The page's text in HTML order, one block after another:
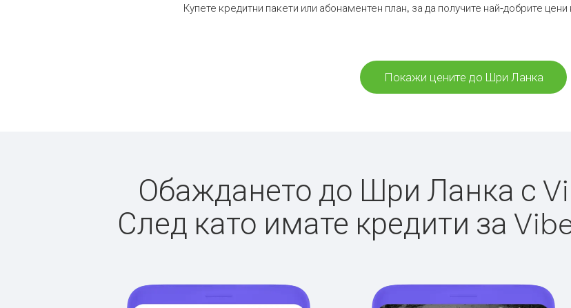
Купете кредитни пакети или абонаментен план, за да получите най-добрите
Покажи цените до Шри Ланка
Обаждането до Шри Ланка с
След като имате кредити за